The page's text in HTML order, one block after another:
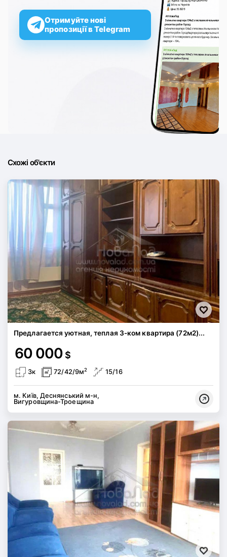
Отримуйте нові
пропозиції в Telegram
Схожі об'єкти
Предлагается уютная, теплая 3-ком квартира (72м2)...
60 000 $
3к 72/42/9м2 15/16
м. Київ, Деснянський м-н,
Вигуровщина-Троещина